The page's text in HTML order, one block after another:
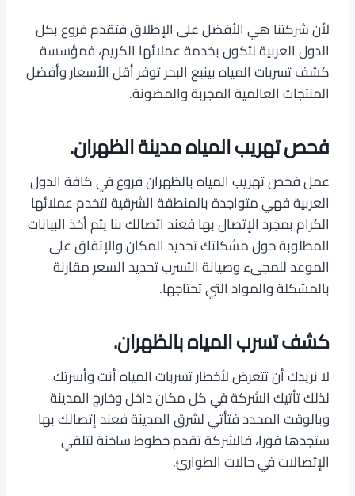
لأن شركتنا هي الأفضل على الإطلاق فتقدم فروع بكل
الدول العربية لتكون بخدمة عملائها الكريم، فمؤسسة
كشف تسربات المياه بينبع البحر توفر أقل الأسعار وأفضل
المنتجات العالمية المجربة والمضونة.
فحص تهريب المياه مدينة الظهران.
عمل فحص تهريب المياه بالظهران فروع في كافة الدول
العربية فهي متواجدة بالمنطقة الشرقية لتخدم عملائها
الكرام بمجرد الإتصال بها فعند اتصالك بنا يتم أخذ البيانات
المطلوبة حول مشكلتك تحديد المكان والإتفاق على
الموعد للمجىء وصيانة التسرب تحديد السعر مقارنة
بالمشكلة والمواد التي تحتاجها.
كشف تسرب المياه بالظهران.
لا نريدك أن تتعرض لأخطار تسربات المياه أنت وأسرتك
لذلك تأتيك الشركة في كل مكان داخل وخارج المدينة
وبالوقت المحدد فتأتي لشرق المدينة فعند إتصالك بها
ستجدها فورا، فالشركة تقدم خطوط ساخنة لتلقي
الإتصالات في حالات الطوارئ.